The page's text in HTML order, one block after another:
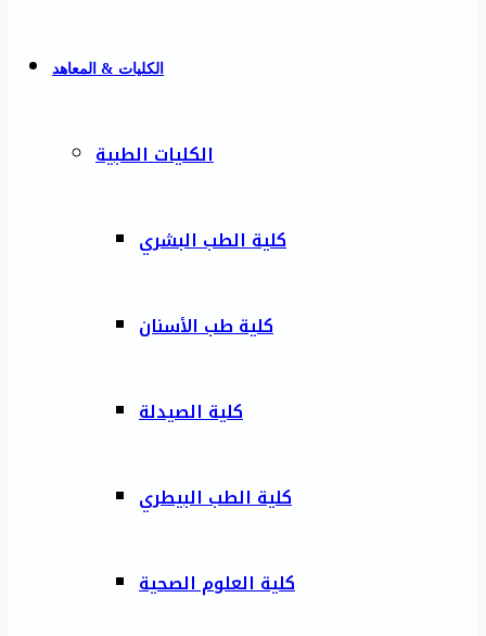
الكليات & المعاهد
الكليات الطبية
كلية الطب البشري
كلية طب الأسنان
كلية الصيدلة
كلية الطب البيطري
كلية العلوم الصحية